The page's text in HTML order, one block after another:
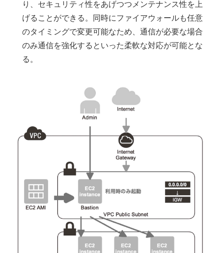
り、セキュリティ性をあげつつメンテナンス性を上
げることができる。同時にファイアウォールも任意
のタイミングで変更可能なため、通信が必要な場合
のみ通信を強化するといった柔軟な対応が可能とな
る。